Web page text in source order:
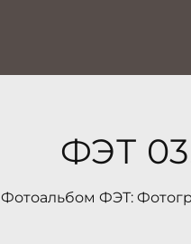
ФЭТ
Фотоальбом ФЭТ: